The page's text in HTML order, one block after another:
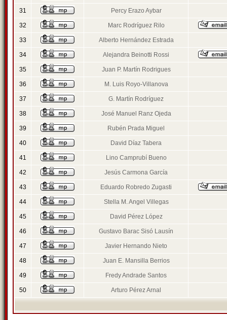
31 Percy Erazo Aybar
32 Marc Rodríguez Rilo
33 Alberto Hernández Estrada
34 Alejandra Beinotti Rossi
35 Juan P. Martín Rodrigues
36 M. Luis Royo-Villanova
37 G. Martín Rodríguez
38 José Manuel Ranz Ojeda
39 Rubén Prada Miguel
40 David Díaz Tabera
41 Lino Camprubí Bueno
42 Jesús Carmona García
43 Eduardo Robredo Zugasti
44 Stella M. Angel Villegas
45 David Pérez López
46 Gustavo Barac Sisó Lausín
47 Javier Hernando Nieto
48 Juan E. Mansilla Berrios
49 Fredy Andrade Santos
50 Arturo Pérez Arnal